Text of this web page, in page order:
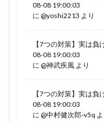
08-08 19:00:03
に @yoshi2213 より
【7つの対策】実は
08-08 19:00:03
に @神武疾風 より
【7つの対策】実は
08-08 19:00:03
に @中村健次郎-v5q